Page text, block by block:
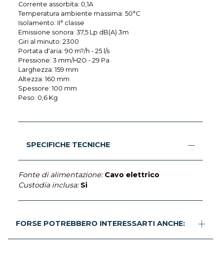
Corrente assorbita: 0,1A
Temperatura ambiente massima: 50°C
Isolamento: II° classe
Emissione sonora: 37,5 Lp dB(A) 3m
Giri al minuto: 2300
Portata d'aria: 90 m?/h - 25 l/s
Pressione: 3 mm/H2O - 29 Pa
Larghezza: 159 mm
Altezza: 160 mm
Spessore: 100 mm
Peso: 0,6 Kg
SPECIFICHE TECNICHE
Fonte di alimentazione: Cavo elettrico
Custodia inclusa: Si
FORSE POTREBBERO INTERESSARTI ANCHE: